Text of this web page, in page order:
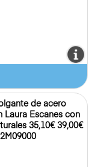
de acero
Laura Escanes con
35,10€ 39,00€